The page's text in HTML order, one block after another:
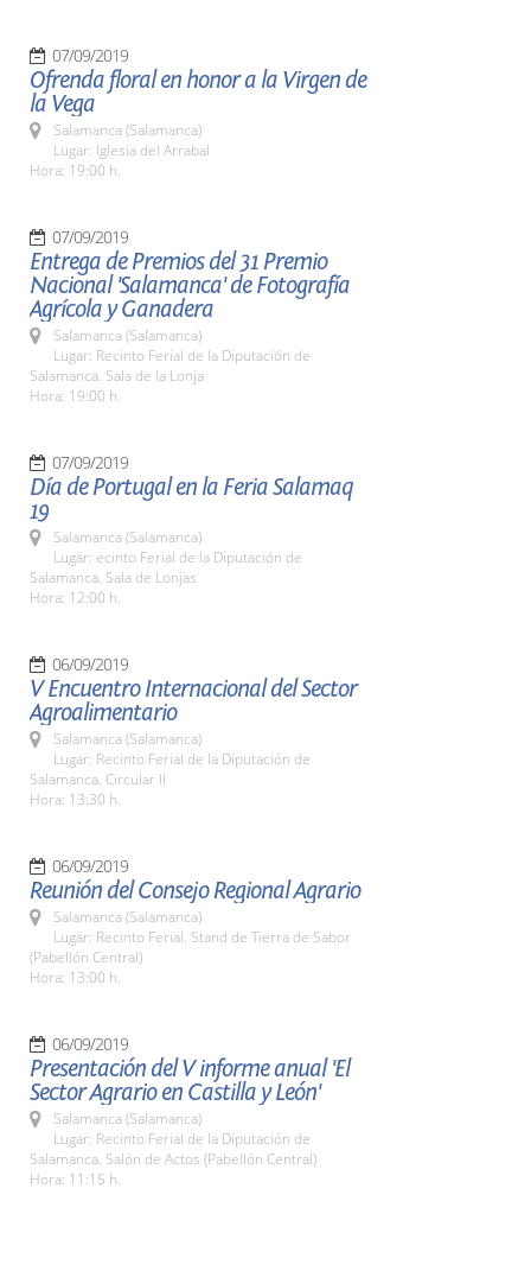
07/09/2019
Ofrenda floral en honor a la Virgen de
la Vega
Salamanca (Salamanca)
Lugar: Iglesia del Arrabal
Hora: 19:00 h.
07/09/2019
Entrega de Premios del 31 Premio
Nacional 'Salamanca' de Fotografía
Agrícola y Ganadera
Salamanca (Salamanca)
Lugar: Recinto Ferial de la Diputación de
Salamanca. Sala de la Lonja
Hora: 19:00 h.
07/09/2019
Día de Portugal en la Feria Salamaq
19
Salamanca (Salamanca)
Lugar: ecinto Ferial de la Diputación de
Salamanca. Sala de Lonjas
Hora: 12:00 h.
06/09/2019
V Encuentro Internacional del Sector
Agroalimentario
Salamanca (Salamanca)
Lugar: Recinto Ferial de la Diputación de
Salamanca. Circular II
Hora: 13:30 h.
06/09/2019
Reunión del Consejo Regional Agrario
Salamanca (Salamanca)
Lugar: Recinto Ferial. Stand de Tierra de Sabor
(Pabellón Central)
Hora: 13:00 h.
06/09/2019
Presentación del V informe anual 'El
Sector Agrario en Castilla y León'
Salamanca (Salamanca)
Lugar: Recinto Ferial de la Diputación de
Salamanca. Salón de Actos (Pabellón Central)
Hora: 11:15 h.